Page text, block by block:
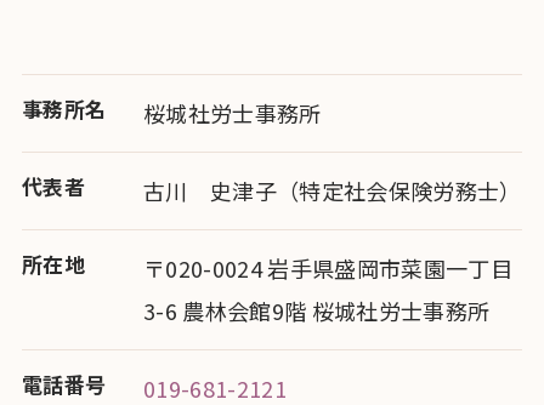
事務所名 桜城社労士事務所
代表者 古川 史津子（特定社会保険労務士）
所在地
〒020-0024 岩手県盛岡市菜園一丁目
3-6 農林会館9階 桜城社労士事務所
電話番号 019-681-2121